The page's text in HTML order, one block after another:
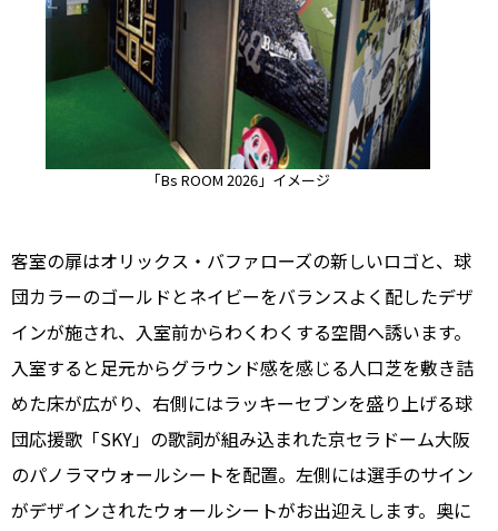
「Bs ROOM 2026」イメージ
客室の扉はオリックス・バファローズの新しいロゴと、球
団カラーのゴールドとネイビーをバランスよく配したデザ
インが施され、入室前からわくわくする空間へ誘います。
入室すると足元からグラウンド感を感じる人口芝を敷き詰
めた床が広がり、右側にはラッキーセブンを盛り上げる球
団応援歌「SKY」の歌詞が組み込まれた京セラドーム大阪
のパノラマウォールシートを配置。左側には選手のサイン
がデザインされたウォールシートがお出迎えします。奥に